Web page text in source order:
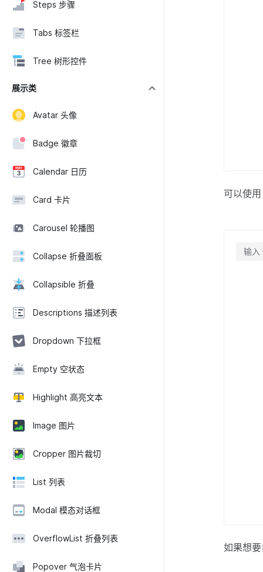
Steps 步骤
Tabs 标签栏
Tree 树形控件
展示类
Avatar 头像
Badge 徽章
Calendar 日历
Card 卡片
Carousel 轮播图
Collapse 折叠面板
Collapsible 折叠
Descriptions 描述列表
Dropdown 下拉框
Empty 空状态
Highlight 高亮文本
Image 图片
Cropper 图片裁切
List 列表
Modal 模态对话框
OverflowList 折叠列表
Popover 气泡卡片
可以使
输入
如果想